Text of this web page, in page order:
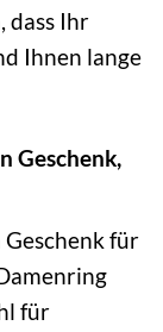
dass Ihr
Ihnen lange
Geschenk,
Geschenk für
für